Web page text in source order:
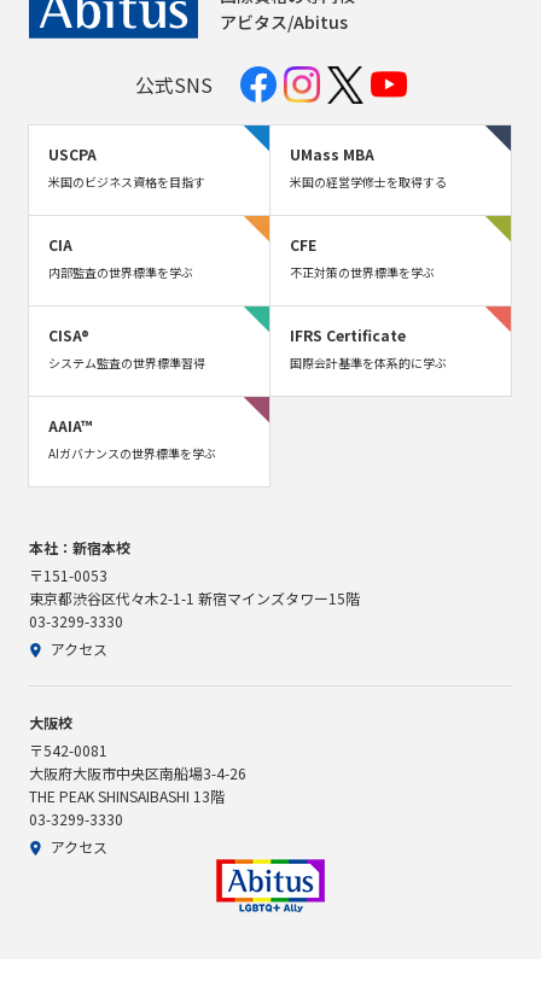
アビタス/Abitus
公式SNS
USCPA
米国のビジネス資格を目指す
UMass MBA
米国の経営学修士を取得する
CIA
内部監査の世界標準を学ぶ
CFE
不正対策の世界標準を学ぶ
CISA®
システム監査の世界標準習得
IFRS Certificate
国際会計基準を体系的に学ぶ
AAIA™
AIガバナンスの世界標準を学ぶ
本社：新宿本校
〒151-0053
東京都渋谷区代々木2-1-1 新宿マインズタワー15階
03-3299-3330
アクセス
大阪校
〒542-0081
大阪府大阪市中央区南船場3-4-26
THE PEAK SHINSAIBASHI 13階
03-3299-3330
アクセス